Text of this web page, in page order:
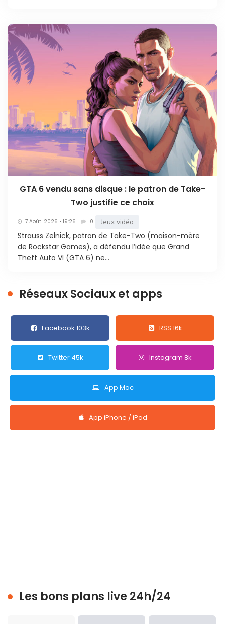
GTA 6 vendu sans disque : le patron de Take-
Two justifie ce choix
7 Août. 2026 • 19:26 0 Jeux vidéo
Strauss Zelnick, patron de Take-Two (maison-mère
de Rockstar Games), a défendu l’idée que Grand
Theft Auto VI (GTA 6) ne...
Réseaux Sociaux et apps
Facebook 103k RSS 16k
Twitter 45k Instagram 8k
App Mac
App iPhone / iPad
Les bons plans live 24h/24